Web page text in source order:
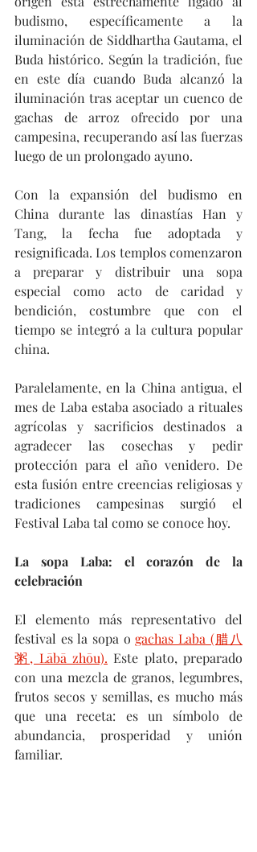
budismo, específicamente a la
iluminación de Siddhartha Gautama, el
Buda histórico. Según la tradición, fue
en este día cuando Buda alcanzó la
iluminación tras aceptar un cuenco de
gachas de arroz ofrecido por una
campesina, recuperando así las fuerzas
luego de un prolongado ayuno.
Con la expansión del budismo en
China durante las dinastías Han y
Tang, la fecha fue adoptada y
resignificada. Los templos comenzaron
a preparar y distribuir una sopa
especial como acto de caridad y
bendición, costumbre que con el
tiempo se integró a la cultura popular
china.
Paralelamente, en la China antigua, el
mes de Laba estaba asociado a rituales
agrícolas y sacrificios destinados a
agradecer las cosechas y pedir
protección para el año venidero. De
esta fusión entre creencias religiosas y
tradiciones campesinas surgió el
Festival Laba tal como se conoce hoy.
La sopa Laba: el corazón de la
celebración
El elemento más representativo del
festival es la sopa o gachas Laba (腊八
粥, Lābā zhōu). Este plato, preparado
con una mezcla de granos, legumbres,
frutos secos y semillas, es mucho más
que una receta: es un símbolo de
abundancia, prosperidad y unión
familiar.